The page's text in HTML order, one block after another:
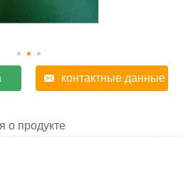
контактные данные
о продукте